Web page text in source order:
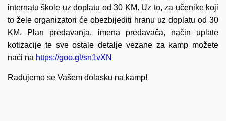
internatu škole uz doplatu od 30 KM. Uz to, za učenike koji
to žele organizatori će obezbijediti hranu uz doplatu od 30
KM. Plan predavanja, imena predavača, način uplate
kotizacije te sve ostale detalje vezane za kamp možete
naći na https://goo.gl/sn1vXN
Radujemo se Vašem dolasku na kamp!